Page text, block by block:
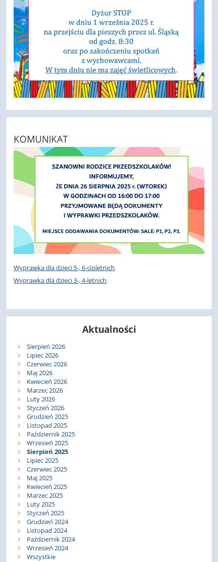
KOMUNIKAT
Wyprawka dla dzieci 5-, 6-cioletnich
Wyprawka dla dzieci 3-, 4-letnich
Aktualności
Sierpień 2026
Lipiec 2026
Czerwiec 2026
Maj 2026
Kwiecień 2026
Marzec 2026
Luty 2026
Styczeń 2026
Grudzień 2025
Listopad 2025
Październik 2025
Wrzesień 2025
Sierpień 2025
Lipiec 2025
Czerwiec 2025
Maj 2025
Kwiecień 2025
Marzec 2025
Luty 2025
Styczeń 2025
Grudzień 2024
Listopad 2024
Październik 2024
Wrzesień 2024
Wszystkie